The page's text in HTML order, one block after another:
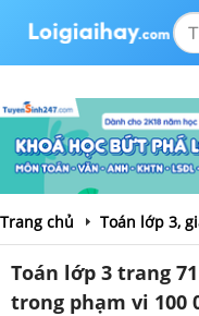
Trang chủ Toán lớp 3,
Toán lớp 3 trang
trong phạm vi 100